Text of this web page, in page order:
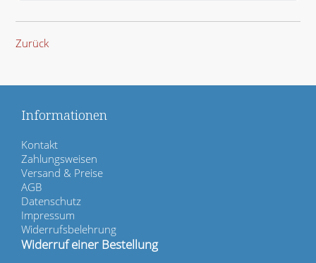
Zurück
Informationen
N
a
v
i
g
a
t
i
Kontakt
Zahlungsweisen
Versand & Preise
AGB
Datenschutz
Impressum
Widerrufsbelehrung
Widerruf einer Bestellung